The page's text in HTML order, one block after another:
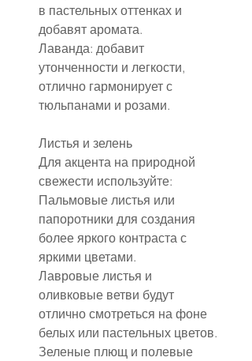
в пастельных оттенках и
добавят аромата.
Лаванда: добавит
утонченности и легкости,
отлично гармонирует с
тюльпанами и розами.
Листья и зелень
Для акцента на природной
свежести используйте:
Пальмовые листья или
папоротники для создания
более яркого контраста с
яркими цветами.
Лавровые листья и
оливковые ветви будут
отлично смотреться на фоне
белых или пастельных цветов.
Зеленые плющ и полевые